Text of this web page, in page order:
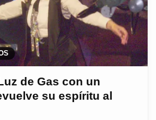
de Gas con un
su espíritu al